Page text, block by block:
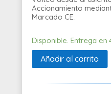
Accionamiento
Marcado CE.
Disponible. Entrega en
Añadir al carrito